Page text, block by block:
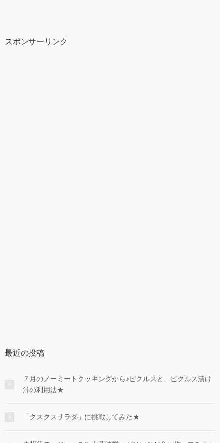
スポンサーリンク
最近の投稿
７月のノーミートクッキングから♪ピクルスと、ピクルス漬け
汁の利用法★
「クスクスサラダ」に挑戦してみた★